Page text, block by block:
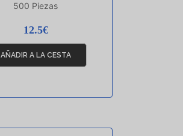
500 Piezas
12.5€